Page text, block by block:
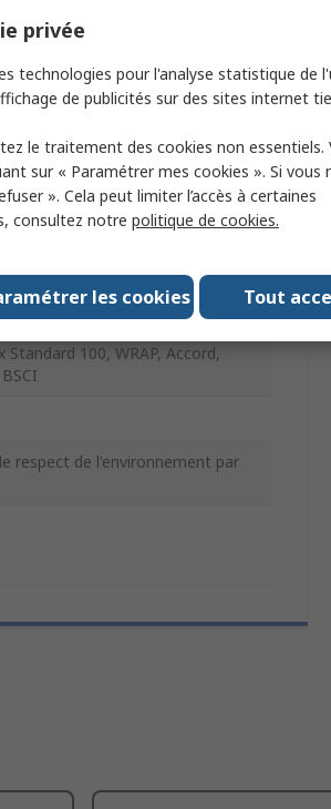
Standard 100, WRAP, Accord,
respect de l'environnement par
privée
technologies pour l'analyse statistique de
de publicités sur des sites internet
le traitement des cookies non essentiels.
sur « Paramétrer mes cookies ». Si vous
». Cela peut limiter l’accès à certaines
consultez notre politique de cookies.
Tout
les cookies